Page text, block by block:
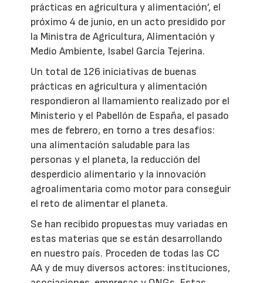
prácticas en agricultura y alimentación’, el
próximo 4 de junio, en un acto presidido por
la Ministra de Agricultura, Alimentación y
Medio Ambiente, Isabel García Tejerina.
Un total de 126 iniciativas de buenas
prácticas en agricultura y alimentación
respondieron al llamamiento realizado por el
Ministerio y el Pabellón de España, el pasado
mes de febrero, en torno a tres desafíos:
una alimentación saludable para las
personas y el planeta, la reducción del
desperdicio alimentario y la innovación
agroalimentaria como motor para conseguir
el reto de alimentar el planeta.
Se han recibido propuestas muy variadas en
estas materias que se están desarrollando
en nuestro país. Proceden de todas las CC
AA y de muy diversos actores: instituciones,